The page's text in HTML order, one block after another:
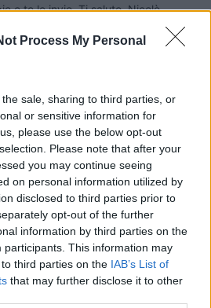
Process My Personal
sale, sharing to third parties, or
or sensitive information for
please use the below opt-out
Please note that after your
you may continue seeing
on personal information utilized by
disclosed to third parties prior to
opt-out of the further
information by third parties on the
participants. This information may
third parties on the IAB’s List of
that may further disclose it to other
e te le invio. Ti saluto, Nicolò
non ha il display pero' ha i tre led
conviene farlo vedere da qualcuno
in spiacevoli inconvenienti. Ti
se non riesco a risolvere il
e ti chiedero' le fotocopie. Buona
10:11:03
di zimmeroom inserito in data
messaggio in nuova finestra